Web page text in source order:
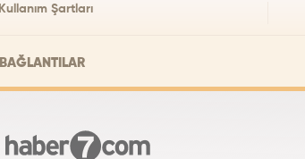
Kullanım Şartları
BAĞLANTILAR